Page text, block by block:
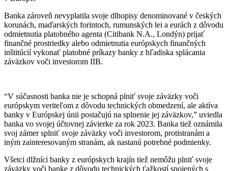
Banka zároveň nevyplatila svoje dlhopisy denominované v českých
korunách, maďarských forintoch, rumunských lei a eurách z dôvodu
odmietnutia platobného agenta (Citibank N.A., Londýn) prijať
finančné prostriedky alebo odmietnutia európskych finančných
inštitúcií vykonať platobné príkazy banky z hľadiska splácania
záväzkov voči investorom IIB.
“V súčasnosti banka nie je schopná plniť svoje záväzky voči
európskym veriteľom z dôvodu technických obmedzení, ale aktíva
banky v Európskej únii postačujú na splnenie jej záväzkov,” uviedla
banka vo svojej účtovnej závierke za rok 2023. Banka tiež oznámila
svoj zámer splniť svoje záväzky voči investorom, protistranám a
iným zainteresovaným stranám, ak nastanú potrebné podmienky.
Všetci dlžníci banky z európskych krajín tiež nemôžu plniť svoje
záväzky voči banke z dôvodu technických ťažkostí spojených s